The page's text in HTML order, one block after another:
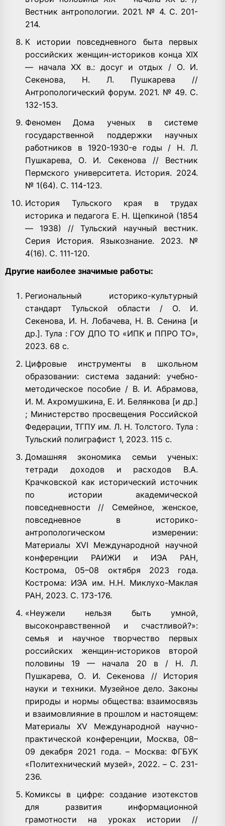
Вестник антропологии. 2021. № 4. С. 201-
214.
К истории повседневного быта первых
российских женщин-историков конца XIX
— начала ХХ в.: досуг и отдых / О. И.
Секенова, Н. Л. Пушкарева //
Антропологический форум. 2021. № 49. С.
132-153.
Феномен Дома ученых в системе
государственной поддержки научных
работников в 1920-1930-е годы / Н. Л.
Пушкарева, О. И. Секенова // Вестник
Пермского университета. История. 2024.
№ 1(64). С. 114-123.
История Тульского края в трудах
историка и педагога Е. Н. Щепкиной (1854
— 1938) // Тульский научный вестник.
Серия История. Языкознание. 2023. №
4(16). С. 111-120.
Другие наиболее значимые работы:
Региональный историко-культурный
стандарт Тульской области / О. И.
Секенова, И. Н. Лобачева, Н. В. Сенина [и
др.]. Тула : ГОУ ДПО ТО «ИПК и ППРО ТО»,
2023. 68 с.
Цифровые инструменты в школьном
образовании: система заданий: учебно-
методическое пособие / В. И. Абрамова,
И. М. Ахромушкина, Е. И. Белянкова [и др.]
; Министерство просвещения Российской
Федерации, ТГПУ им. Л. Н. Толстого. Тула :
Тульский полиграфист 1, 2023. 115 с.
Домашняя экономика семьи ученых:
тетради доходов и расходов В.А.
Крачковской как исторический источник
по истории академической
повседневности // Семейное, женское,
повседневное в историко-
антропологическом измерении:
Материалы XVI Международной научной
конференции РАИЖИ и ИЭА РАН,
Кострома, 05–08 октября 2023 года.
Кострома: ИЭА им. Н.Н. Миклухо-Маклая
РАН, 2023. С. 173-176.
«Неужели нельзя быть умной,
высоконравственной и счастливой?»:
семья и научное творчество первых
российских женщин-историков второй
половины 19 — начала 20 в / Н. Л.
Пушкарева, О. И. Секенова // История
науки и техники. Музейное дело. Законы
природы и нормы общества: взаимосвязь
и взаимовлияние в прошлом и настоящем:
Материалы XV Международной научно-
практической конференции, Москва, 08–
09 декабря 2021 года. – Москва: ФГБУК
«Политехнический музей», 2022. – С. 231-
236.
Комиксы в цифре: создание изотекстов
для развития информационной
грамотности на уроках истории //